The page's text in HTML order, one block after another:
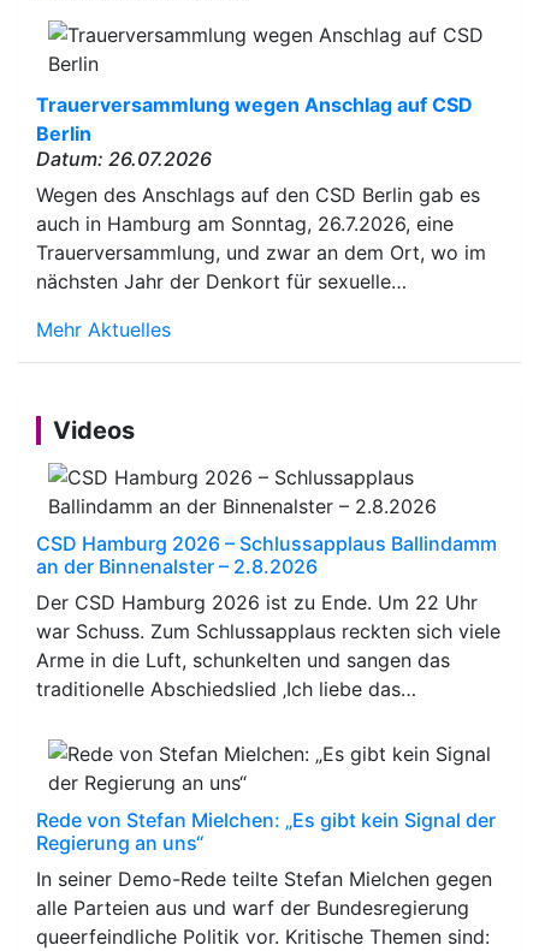
Trauerversammlung wegen Anschlag auf CSD
Berlin
Datum: 26.07.2026
Wegen des Anschlags auf den CSD Berlin gab es
auch in Hamburg am Sonntag, 26.7.2026, eine
Trauerversammlung, und zwar an dem Ort, wo im
nächsten Jahr der Denkort für sexuelle…
Mehr Aktuelles
Videos
CSD Hamburg 2026 – Schlussapplaus Ballindamm
an der Binnenalster – 2.8.2026
Der CSD Hamburg 2026 ist zu Ende. Um 22 Uhr
war Schuss. Zum Schlussapplaus reckten sich viele
Arme in die Luft, schunkelten und sangen das
traditionelle Abschiedslied ‚Ich liebe das…
Rede von Stefan Mielchen: „Es gibt kein Signal der
Regierung an uns“
In seiner Demo-Rede teilte Stefan Mielchen gegen
alle Parteien aus und warf der Bundesregierung
queerfeindliche Politik vor. Kritische Themen sind: